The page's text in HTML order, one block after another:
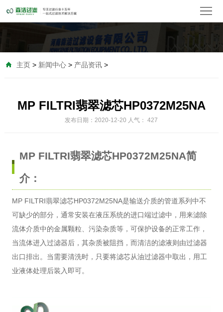
首
主页> 新闻中心> 产品资讯>
MP FILTRI翡翠滤芯HP0372M25NA
发布日期：2020-12-20 人气：427
MP FILTRI翡翠滤芯HP0372M25NA简
介：
MP FILTRI翡翠滤芯HP0372M25NA是输送介质的管道系列中不
可缺少的部分，通常安装在液压系统的进口端过滤中，用来滤除
流体介质中的金属颗粒、污染杂质等，可保护设备的正常工作，
当流体进入过滤器后，其杂质被阻挡，而清洁的滤液则由过滤器
出口排出。当需要清洗时，只要将滤芯从油过滤器中取出，用工
业液体处理后装入即可。